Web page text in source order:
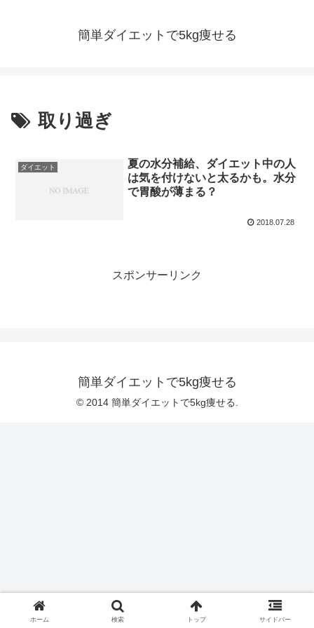
簡単ダイエットで5kg痩せる
取り過ぎ
ダイエット
夏の水分補給、ダイエット中の人
は気を付けないと太るかも。水分
で胃酸が薄まる？
2018.07.28
スポンサーリンク
簡単ダイエットで5kg痩せる
© 2014 簡単ダイエットで5kg痩せる.
ホーム 検索 トップ サイドバー